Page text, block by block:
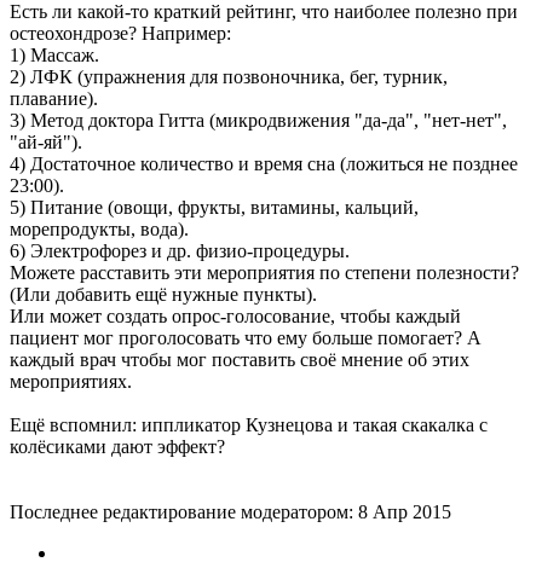
Есть ли какой-то краткий рейтинг, что наиболее полезно при
остеохондрозе? Например:
1) Массаж.
2) ЛФК (упражнения для позвоночника, бег, турник,
плавание).
3) Метод доктора Гитта (микродвижения "да-да", "нет-нет",
"ай-яй").
4) Достаточное количество и время сна (ложиться не позднее
23:00).
5) Питание (овощи, фрукты, витамины, кальций,
морепродукты, вода).
6) Электрофорез и др. физио-процедуры.
Можете расставить эти мероприятия по степени полезности?
(Или добавить ещё нужные пункты).
Или может создать опрос-голосование, чтобы каждый
пациент мог проголосовать что ему больше помогает? А
каждый врач чтобы мог поставить своё мнение об этих
мероприятиях.
Ещё вспомнил: иппликатор Кузнецова и такая скакалка с
колёсиками дают эффект?
Последнее редактирование модератором: 8 Апр 2015